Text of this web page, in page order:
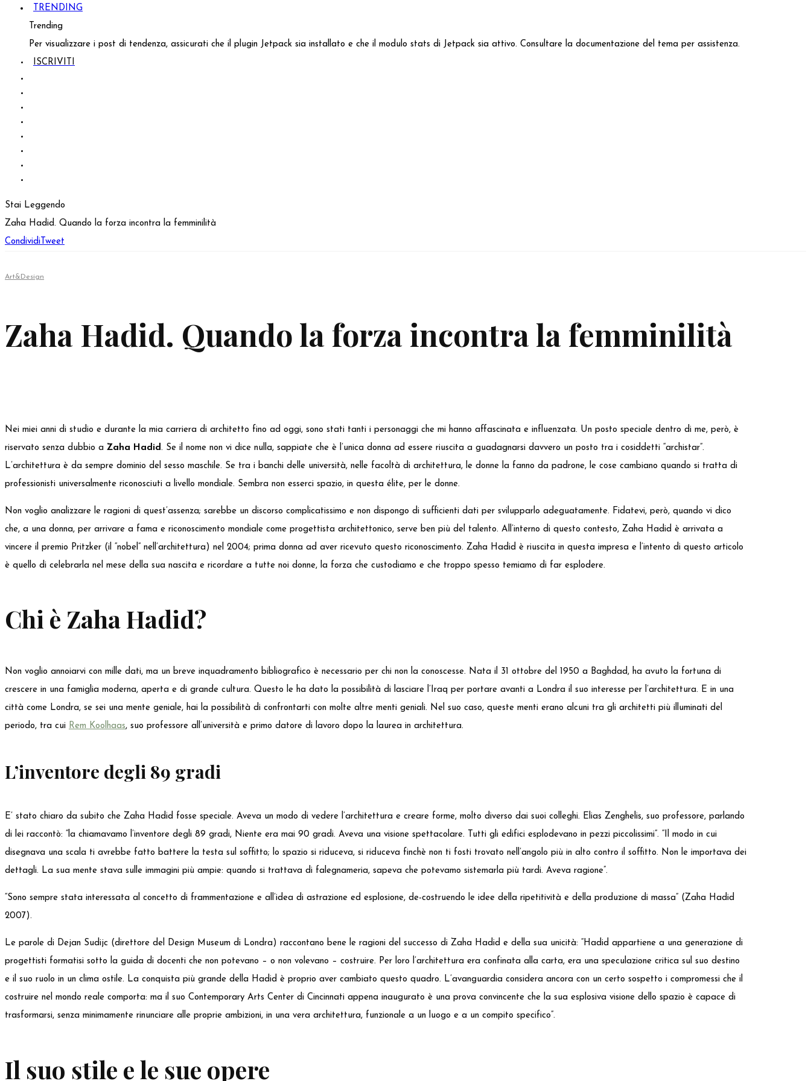
TRENDING
Trending
Per visualizzare i post di tendenza, assicurati che il plugin Jetpack sia installato e che il modulo stats di Jetpack sia attivo. Consultare la documentazione del tema per assistenza.
ISCRIVITI
Stai Leggendo
Zaha Hadid. Quando la forza incontra la femminilità
Condividi Tweet
Art&Design
Zaha Hadid. Quando la forza incontra la femminilità
Nei miei anni di studio e durante la mia carriera di architetto fino ad oggi, sono stati tanti i personaggi che mi hanno affascinata e influenzata. Un posto speciale dentro di me, però, è
riservato senza dubbio a Zaha Hadid. Se il nome non vi dice nulla, sappiate che è l’unica donna ad essere riuscita a guadagnarsi davvero un posto tra i cosiddetti “archistar”.
L’architettura è da sempre dominio del sesso maschile. Se tra i banchi delle università, nelle facoltà di architettura, le donne la fanno da padrone, le cose cambiano quando si tratta di
professionisti universalmente riconosciuti a livello mondiale. Sembra non esserci spazio, in questa élite, per le donne.
Non voglio analizzare le ragioni di quest’assenza; sarebbe un discorso complicatissimo e non dispongo di sufficienti dati per svilupparlo adeguatamente. Fidatevi, però, quando vi dico
che, a una donna, per arrivare a fama e riconoscimento mondiale come progettista architettonico, serve ben più del talento. All’interno di questo contesto, Zaha Hadid è arrivata a
vincere il premio Pritzker (il “nobel” nell’architettura) nel 2004; prima donna ad aver ricevuto questo riconoscimento. Zaha Hadid è riuscita in questa impresa e l’intento di questo articolo
è quello di celebrarla nel mese della sua nascita e ricordare a tutte noi donne, la forza che custodiamo e che troppo spesso temiamo di far esplodere.
Chi è Zaha Hadid?
Non voglio annoiarvi con mille dati, ma un breve inquadramento bibliografico è necessario per chi non la conoscesse. Nata il 31 ottobre del 1950 a Baghdad, ha avuto la fortuna di
crescere in una famiglia moderna, aperta e di grande cultura. Questo le ha dato la possibilità di lasciare l’Iraq per portare avanti a Londra il suo interesse per l’architettura. E in una
città come Londra, se sei una mente geniale, hai la possibilità di confrontarti con molte altre menti geniali. Nel suo caso, queste menti erano alcuni tra gli architetti più illuminati del
periodo, tra cui Rem Koolhaas, suo professore all’università e primo datore di lavoro dopo la laurea in architettura.
L’inventore degli 89 gradi
E’ stato chiaro da subito che Zaha Hadid fosse speciale. Aveva un modo di vedere l’architettura e creare forme, molto diverso dai suoi colleghi. Elias Zenghelis, suo professore, parlando
di lei raccontò: “la chiamavamo l’inventore degli 89 gradi, Niente era mai 90 gradi. Aveva una visione spettacolare. Tutti gli edifici esplodevano in pezzi piccolissimi”. “Il modo in cui
disegnava una scala ti avrebbe fatto battere la testa sul soffitto; lo spazio si riduceva, si riduceva finchè non ti fosti trovato nell’angolo più in alto contro il soffitto. Non le importava dei
dettagli. La sua mente stava sulle immagini più ampie: quando si trattava di falegnameria, sapeva che potevamo sistemarla più tardi. Aveva ragione”.
“Sono sempre stata interessata al concetto di frammentazione e all’idea di astrazione ed esplosione, de-costruendo le idee della ripetitività e della produzione di massa” (Zaha Hadid
2007).
Le parole di Dejan Sudijc (direttore del Design Museum di Londra) raccontano bene le ragioni del successo di Zaha Hadid e della sua unicità: “Hadid appartiene a una generazione di
progettisti formatisi sotto la guida di docenti che non potevano – o non volevano – costruire. Per loro l’architettura era confinata alla carta, era una speculazione critica sul suo destino
e il suo ruolo in un clima ostile. La conquista più grande della Hadid è proprio aver cambiato questo quadro. L’avanguardia considera ancora con un certo sospetto i compromessi che il
costruire nel mondo reale comporta: ma il suo Contemporary Arts Center di Cincinnati appena inaugurato è una prova convincente che la sua esplosiva visione dello spazio è capace di
trasformarsi, senza minimamente rinunciare alle proprie ambizioni, in una vera architettura, funzionale a un luogo e a un compito specifico”.
Il suo stile e le sue opere